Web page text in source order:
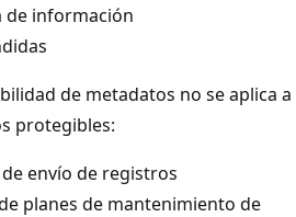
de información
de metadatos no se aplica a
protegibles:
envío de registros
planes de mantenimiento de